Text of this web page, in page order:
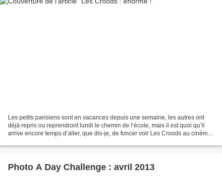
Les petits parisiens sont en vacances depuis une semaine, les autres ont
déjà repris ou reprendront lundi le chemin de l’école, mais il est quoi qu’il
arrive encore temps d’aller, que dis-je, de foncer voir Les Croods au cinéma.
Photo A Day Challenge : avril 2013